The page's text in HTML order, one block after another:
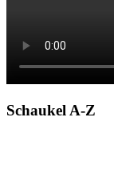
Schaukel A-Z